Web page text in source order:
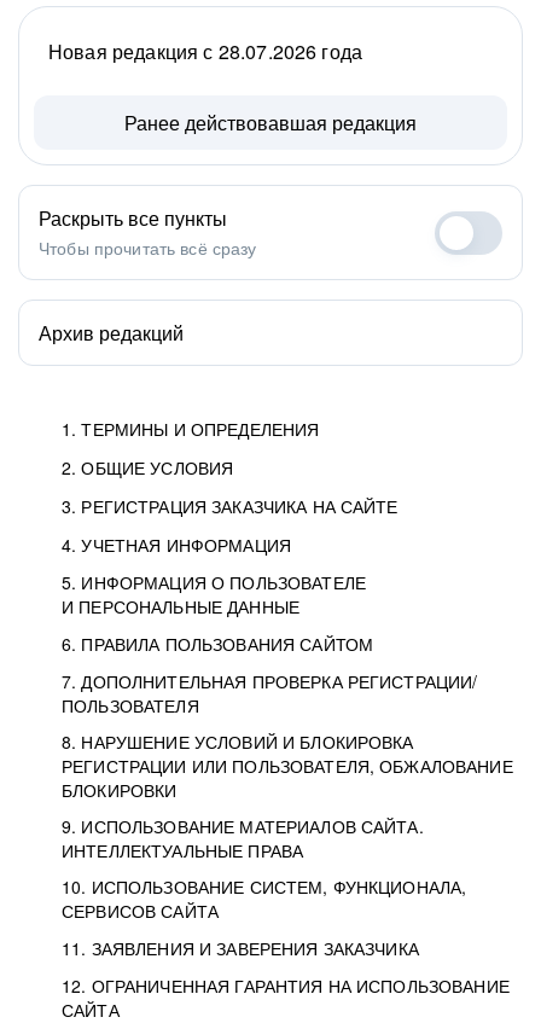
1. ТЕРМИНЫ И ОПРЕДЕЛЕНИЯ
2. ОБЩИЕ УСЛОВИЯ
3. РЕГИСТРАЦИЯ ЗАКАЗЧИКА НА САЙТЕ
4. УЧЕТНАЯ ИНФОРМАЦИЯ
5. ИНФОРМАЦИЯ О ПОЛЬЗОВАТЕЛЕ
И ПЕРСОНАЛЬНЫЕ ДАННЫЕ
6. ПРАВИЛА ПОЛЬЗОВАНИЯ САЙТОМ
7. ДОПОЛНИТЕЛЬНАЯ ПРОВЕРКА РЕГИСТРАЦИИ/
ПОЛЬЗОВАТЕЛЯ
8. НАРУШЕНИЕ УСЛОВИЙ И БЛОКИРОВКА
РЕГИСТРАЦИИ ИЛИ ПОЛЬЗОВАТЕЛЯ, ОБЖАЛОВАНИЕ
БЛОКИРОВКИ
9. ИСПОЛЬЗОВАНИЕ МАТЕРИАЛОВ САЙТА.
ИНТЕЛЛЕКТУАЛЬНЫЕ ПРАВА
10. ИСПОЛЬЗОВАНИЕ СИСТЕМ, ФУНКЦИОНАЛА,
СЕРВИСОВ САЙТА
11. ЗАЯВЛЕНИЯ И ЗАВЕРЕНИЯ ЗАКАЗЧИКА
12. ОГРАНИЧЕННАЯ ГАРАНТИЯ НА ИСПОЛЬЗОВАНИЕ
САЙТА
Новая редакция с 28.07.2026 года
Ранее действовавшая редакция
Раскрыть все пункты
Чтобы прочитать всё сразу
Архив редакций